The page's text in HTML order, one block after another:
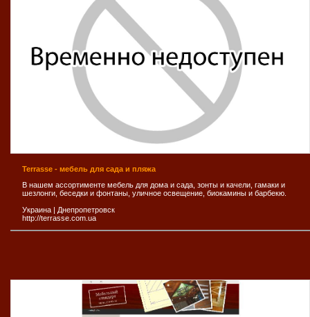
Terrasse - мебель для сада и пляжа
В нашем ассортименте мебель для дома и сада, зонты и качели, гамаки и
шезлонги, беседки и фонтаны, уличное освещение, биокамины и барбекю.
Украина | Днепропетровск
http://terrasse.com.ua